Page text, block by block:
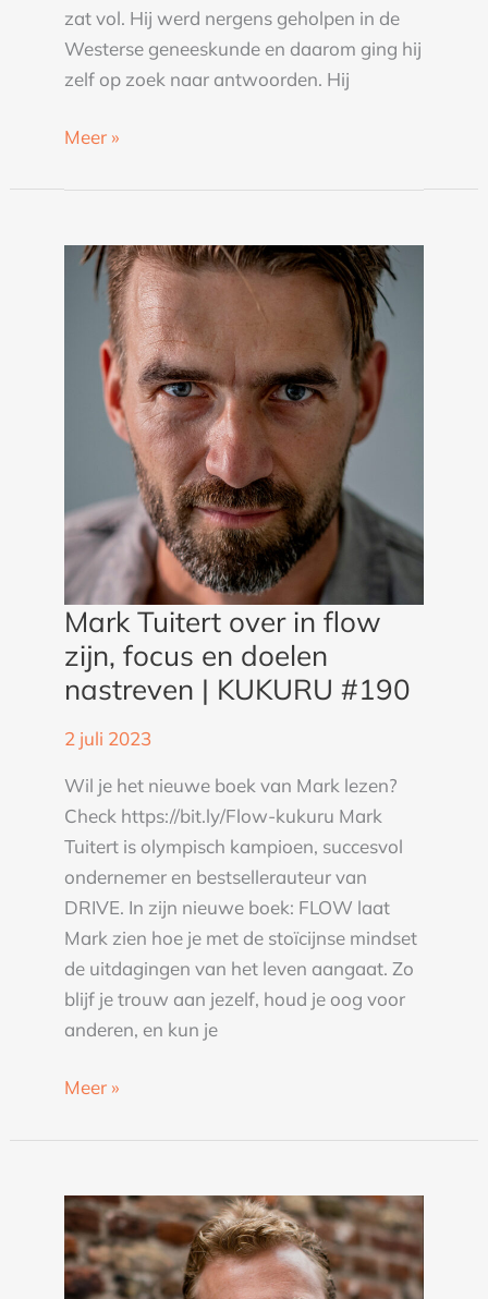
zat vol. Hij werd nergens geholpen in de
Westerse geneeskunde en daarom ging hij
zelf op zoek naar antwoorden. Hij
Meer »
Mark Tuitert over in flow
zijn, focus en doelen
nastreven | KUKURU #190
2 juli 2023
Wil je het nieuwe boek van Mark lezen?
Check https://bit.ly/Flow-kukuru Mark
Tuitert is olympisch kampioen, succesvol
ondernemer en bestsellerauteur van
DRIVE. In zijn nieuwe boek: FLOW laat
Mark zien hoe je met de stoïcijnse mindset
de uitdagingen van het leven aangaat. Zo
blijf je trouw aan jezelf, houd je oog voor
anderen, en kun je
over
focus
nastreven
|
KUKURU
#190
Meer »
over
tijd
offline